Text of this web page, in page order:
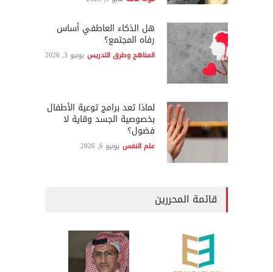
هل الذكاء العاطفي أساس
رفاه المجتمع؟
المناهج وطرق التدريس يونيو 3, 2026
لماذا تعد برامج توعية الأطفال
بخصوصية الجسد وقاية لا
فضول؟
علم النفس يونيو 6, 2026
قائمة المحررين